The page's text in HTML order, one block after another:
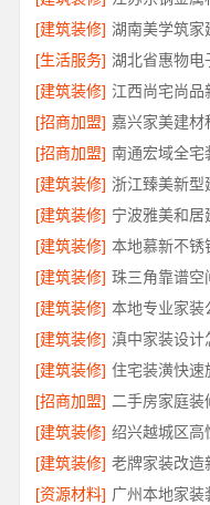
[建筑装修] 湖南美学筑家
[生活服务]
[建筑装修]
[招商加盟] 嘉兴家美建材
[招商加盟]
[建筑装修] 浙江臻美新型
[建筑装修] 宁波雅美和居
[建筑装修] 本地慕新不锈
[建筑装修]
[建筑装修]
[建筑装修]
[建筑装修] 住宅装潢快速
[招商加盟]
[建筑装修] 绍兴越城区高
[建筑装修]
[资源材料] 广州本地家装